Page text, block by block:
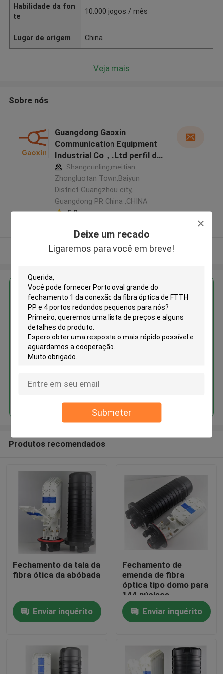
Deixe um recado
Ligaremos para você em breve!
Submeter
Casa
Sobre nós
Habilidade da fon
te
10.000 jogos / mês
Lugar de origem China
Veja mais
Sobre nós
Guangdong Gaoxin
Communication Equipment
Industrial Co，.Ltd perfil do
fabricante
Shangcunling,meitian
Zhongluotan Town,Baiyun
District Guangzhou city,
Guangdong PR China ,CHINA
5.0
Veja mais
Obter o melhor preço para
Porto oval grande do
fechamento 1 da conexão da
fibra óptica de FTTH PP e 4
portos redondos pequenos
Produtos recomendados
Fechamento da tala da
fibra ótica da abóbada
Enviar inquérito
Fechamento de
emenda de fibra
óptica tipo domo para
144 núcleos
Enviar inquérito